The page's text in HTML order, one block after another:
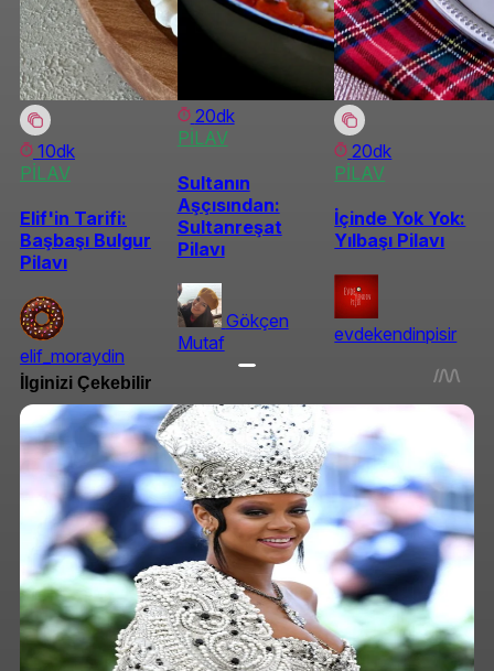
10dk
PİLAV
Elif'in Tarifi:
Başbaşı Bulgur
Pilavı
elif_moraydin
20dk
PİLAV
Sultanın
Aşçısından:
Sultanreşat
Pilavı
Gökçen
Mutaf
20dk
PİLAV
İçinde Yok Yok:
Yılbaşı Pilavı
evdekendinpisir